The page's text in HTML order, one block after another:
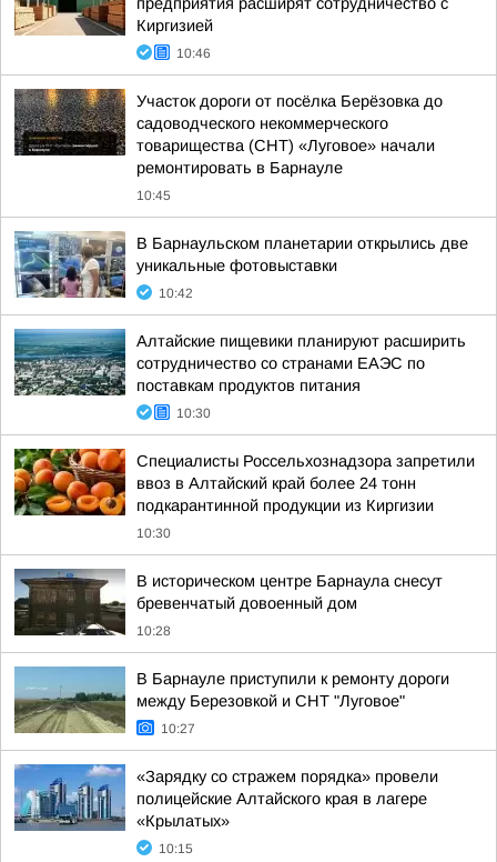
Киргизией
10:46
Участок дороги от посёлка Берёзовка до
садоводческого некоммерческого
товарищества (СНТ) «Луговое» начали
ремонтировать в Барнауле
10:45
В Барнаульском планетарии открылись две
уникальные фотовыставки
10:42
Алтайские пищевики планируют расширить
сотрудничество со странами ЕАЭС по
поставкам продуктов питания
10:30
Специалисты Россельхознадзора запретили
ввоз в Алтайский край более 24 тонн
подкарантинной продукции из Киргизии
10:30
В историческом центре Барнаула снесут
бревенчатый довоенный дом
10:28
В Барнауле приступили к ремонту дороги
между Березовкой и СНТ "Луговое"
10:27
«Зарядку со стражем порядка» провели
полицейские Алтайского края в лагере
«Крылатых»
10:15